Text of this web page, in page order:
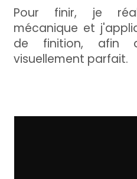
Pour finir, je
mécanique et
de finition, afin
visuellement parfait.